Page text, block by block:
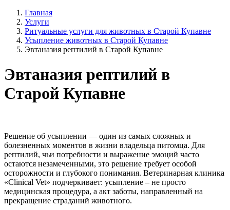
Главная
Услуги
Ритуальные услуги для животных в Старой Купавне
Усыпление животных в Старой Купавне
Эвтаназия рептилий в Старой Купавне
Эвтаназия рептилий в
Старой Купавне
Решение об усыплении — один из самых сложных и
болезненных моментов в жизни владельца питомца. Для
рептилий, чьи потребности и выражение эмоций часто
остаются незамеченными, это решение требует особой
осторожности и глубокого понимания. Ветеринарная клиника
«Clinical Vet» подчеркивает: усыпление – не просто
медицинская процедура, а акт заботы, направленный на
прекращение страданий животного.